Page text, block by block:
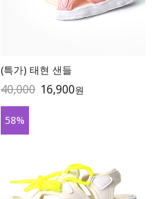
(특가) 태현 샌들
40,000 16,900원
58%